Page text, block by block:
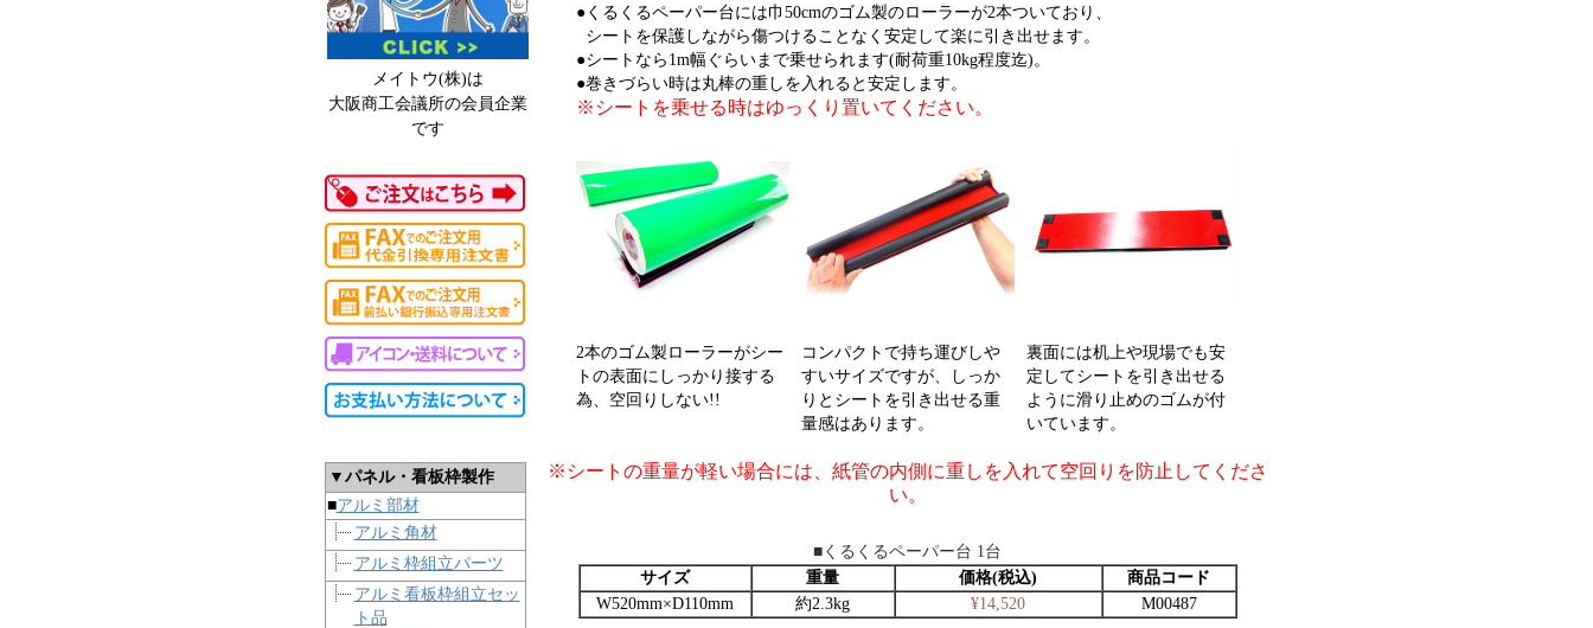
メイトウ(株)は
大阪商工会議所の会員企業
です
▼パネル・看板枠製作
■アルミ部材
アルミ角材
アルミ枠組立パーツ
アルミ看板枠組立セッ
ト品
●くるくるペーパー台には巾50cmのゴム製のローラーが2本ついており、
シートを保護しながら傷つけることなく安定して楽に引き出せます。
●シートなら1m幅ぐらいまで乗せられます(耐荷重10kg程度迄)。
●巻きづらい時は丸棒の重しを入れると安定します。
※シートを乗せる時はゆっくり置いてください。
2本のゴム製ローラーがシー
トの表面にしっかり接する
為、空回りしない!!
コンパクトで持ち運びしや
すいサイズですが、しっか
りとシートを引き出せる重
量感はあります。
裏面には机上や現場でも安
定してシートを引き出せる
ように滑り止めのゴムが付
いています。
※シートの重量が軽い場合には、紙管の内側に重しを入れて空回りを防止してくださ
い。
■くるくるペーパー台 1台
サイズ
重量 価格(税込)
商品コード
W520mm×D110mm
約2.3kg ¥14,520 M00487